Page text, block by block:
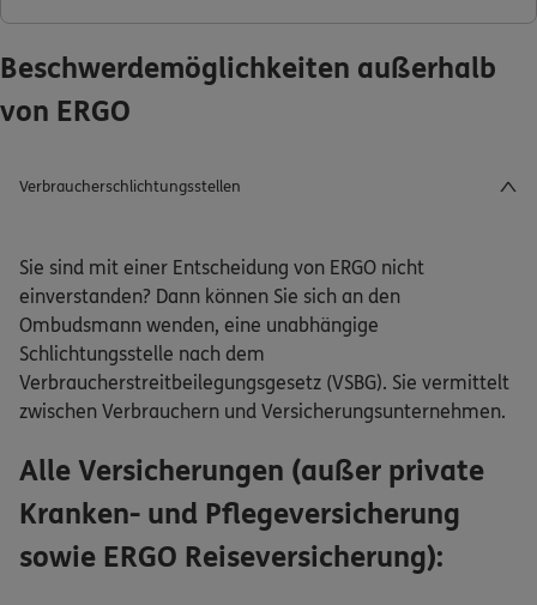
Beschwerdemöglichkeiten außerhalb
von ERGO
Verbraucherschlichtungsstellen
Sie sind mit einer Entscheidung von ERGO nicht
einverstanden? Dann können Sie sich an den
Ombudsmann wenden, eine unabhängige
Schlichtungsstelle nach dem
Verbraucherstreitbeilegungsgesetz (VSBG). Sie vermittelt
zwischen Verbrauchern und Versicherungsunternehmen.
Alle Versicherungen (außer private
Kranken- und Pflegeversicherung
sowie ERGO Reiseversicherung):